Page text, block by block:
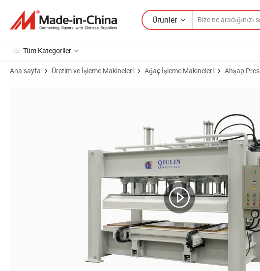
Ürünler
Tüm Kategoriler
Ana sayfa Üretim ve İşleme Makineleri Ağaç İşleme Makineleri Ahşap Pres